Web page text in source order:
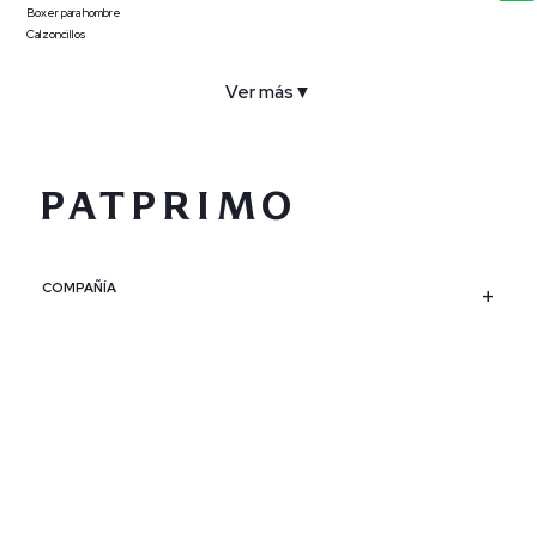
Boxer para hombre
Calzoncillos
Ver más ▼
COMPAÑÍA